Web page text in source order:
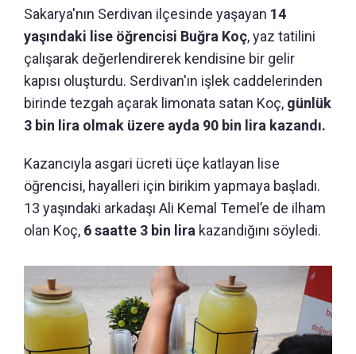
Sakarya'nın Serdivan ilçesinde yaşayan 14
yaşındaki lise öğrencisi Buğra Koç, yaz tatilini
çalışarak değerlendirerek kendisine bir gelir
kapısı oluşturdu. Serdivan'ın işlek caddelerinden
birinde tezgah açarak limonata satan Koç, günlük
3 bin lira olmak üzere ayda 90 bin lira kazandı.
Kazancıyla asgari ücreti üçe katlayan lise
öğrencisi, hayalleri için birikim yapmaya başladı.
13 yaşındaki arkadaşı Ali Kemal Temel’e de ilham
olan Koç, 6 saatte 3 bin lira kazandığını söyledi.